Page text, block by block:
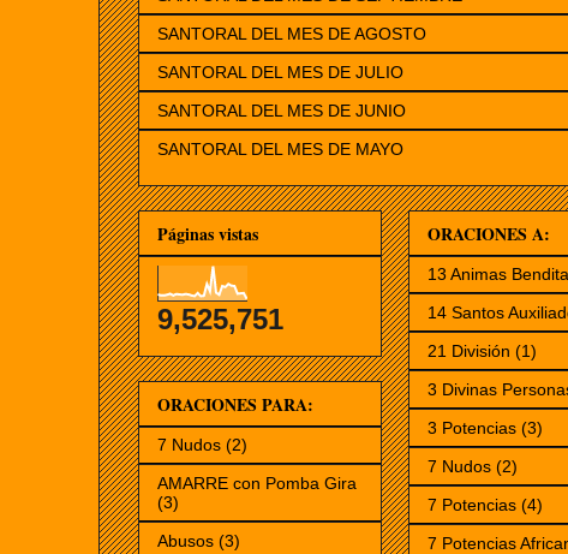
SANTORAL DEL MES DE AGOSTO
SANTORAL DEL MES DE JULIO
SANTORAL DEL MES DE JUNIO
SANTORAL DEL MES DE MAYO
Páginas vistas
9,525,751
ORACIONES PARA:
7 Nudos (2)
AMARRE con Pomba Gira
(3)
Abusos (3)
ORACIONES A:
13 Animas
14 Santos
21 División (1)
3 Divinas
3 Potencias (3)
7 Nudos (2)
7 Potencias (4)
7 Potencias